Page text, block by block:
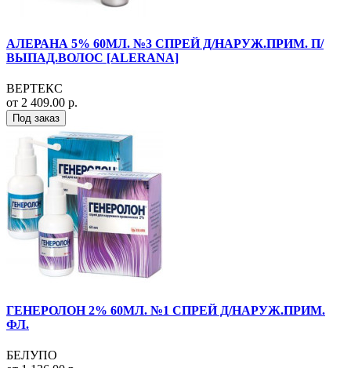
АЛЕРАНА 5% 60МЛ. №3 СПРЕЙ Д/НАРУЖ.ПРИМ. П/
ВЫПАД.ВОЛОС [ALERANA]
ВЕРТЕКС
от 2 409.00 р.
Под заказ
ГЕНЕРОЛОН 2% 60МЛ. №1 СПРЕЙ Д/НАРУЖ.ПРИМ.
ФЛ.
БЕЛУПО